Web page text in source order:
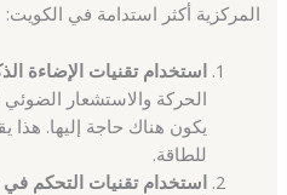
المركزية أكثر استدامة في الكويت:
استخدام تقنيات الإضاءة
الحركة والاستشعار
يكون هناك حاجة إليها. هذا
للطاقة.
استخدام تقنيات التحكم في